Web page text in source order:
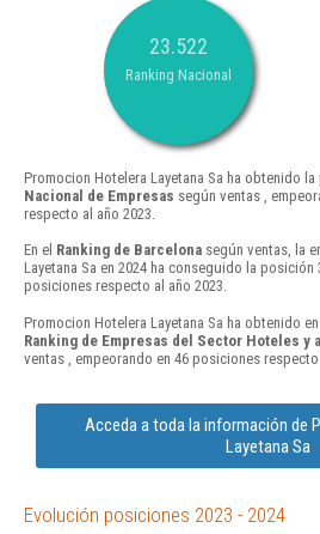
23.522
Ranking Nacional
Promocion Hotelera Layetana Sa ha obtenido la
Nacional de Empresas según ventas ,
respecto al año 2023.
En el Ranking de Barcelona según ventas, la
Layetana Sa en 2024 ha conseguido la posición
posiciones respecto al año 2023.
Promocion Hotelera Layetana Sa ha obtenido
Ranking de Empresas del Sector Hoteles y
ventas , empeorando en 46 posiciones respecto
Acceda a toda la información de
Layetana Sa
Evolución posiciones 2023 - 2024